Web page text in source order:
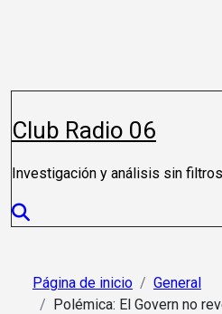
Club Radio 06
Investigación y análisis sin filtros
Página de inicio
General
Polémica: El Govern no